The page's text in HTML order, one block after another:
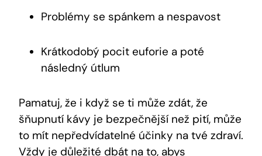
Problémy ​se spánkem⁤ a nespavost
Krátkodobý pocit euforie a poté
následný ⁢útlum
Pamatuj, že⁢ i když​ se ‌ti může zdát, že
šňupnutí ⁣kávy‌ je‍ bezpečnější než⁢ pití, může
⁣to mít‌ nepředvídatelné účinky na tvé zdraví.
Vždy je důležité dbát ‍na to, abys